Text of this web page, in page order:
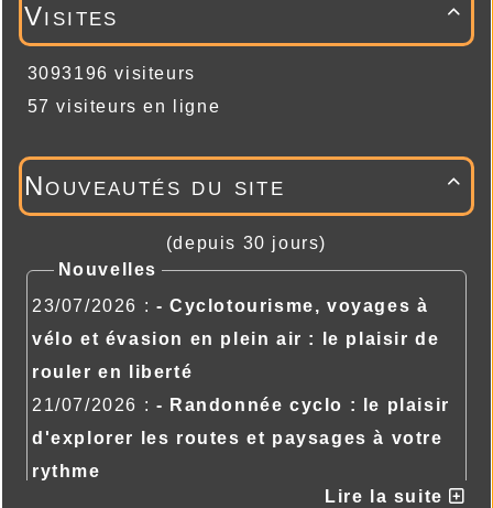

Visites
3093196 visiteurs
57 visiteurs en ligne

Nouveautés du site
(depuis 30 jours)
Nouvelles
23/07/2026 : - Cyclotourisme, voyages à
vélo et évasion en plein air : le plaisir de
rouler en liberté
21/07/2026 : - Randonnée cyclo : le plaisir
d'explorer les routes et paysages à votre
rythme
Lire la suite